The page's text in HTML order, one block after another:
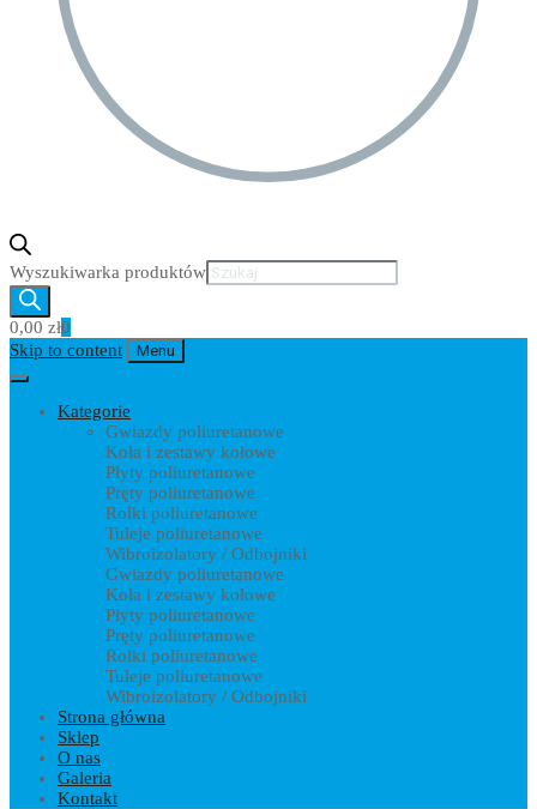
Wyszukiwarka produktów
0,00 zł0
Skip to content
Menu
Kategorie
Gwiazdy poliuretanowe
Koła i zestawy kołowe
Płyty poliuretanowe
Pręty poliuretanowe
Rolki poliuretanowe
Tuleje poliuretanowe
Wibroizolatory / Odbojniki
Gwiazdy poliuretanowe
Koła i zestawy kołowe
Płyty poliuretanowe
Pręty poliuretanowe
Rolki poliuretanowe
Tuleje poliuretanowe
Wibroizolatory / Odbojniki
Strona główna
Sklep
O nas
Galeria
Kontakt